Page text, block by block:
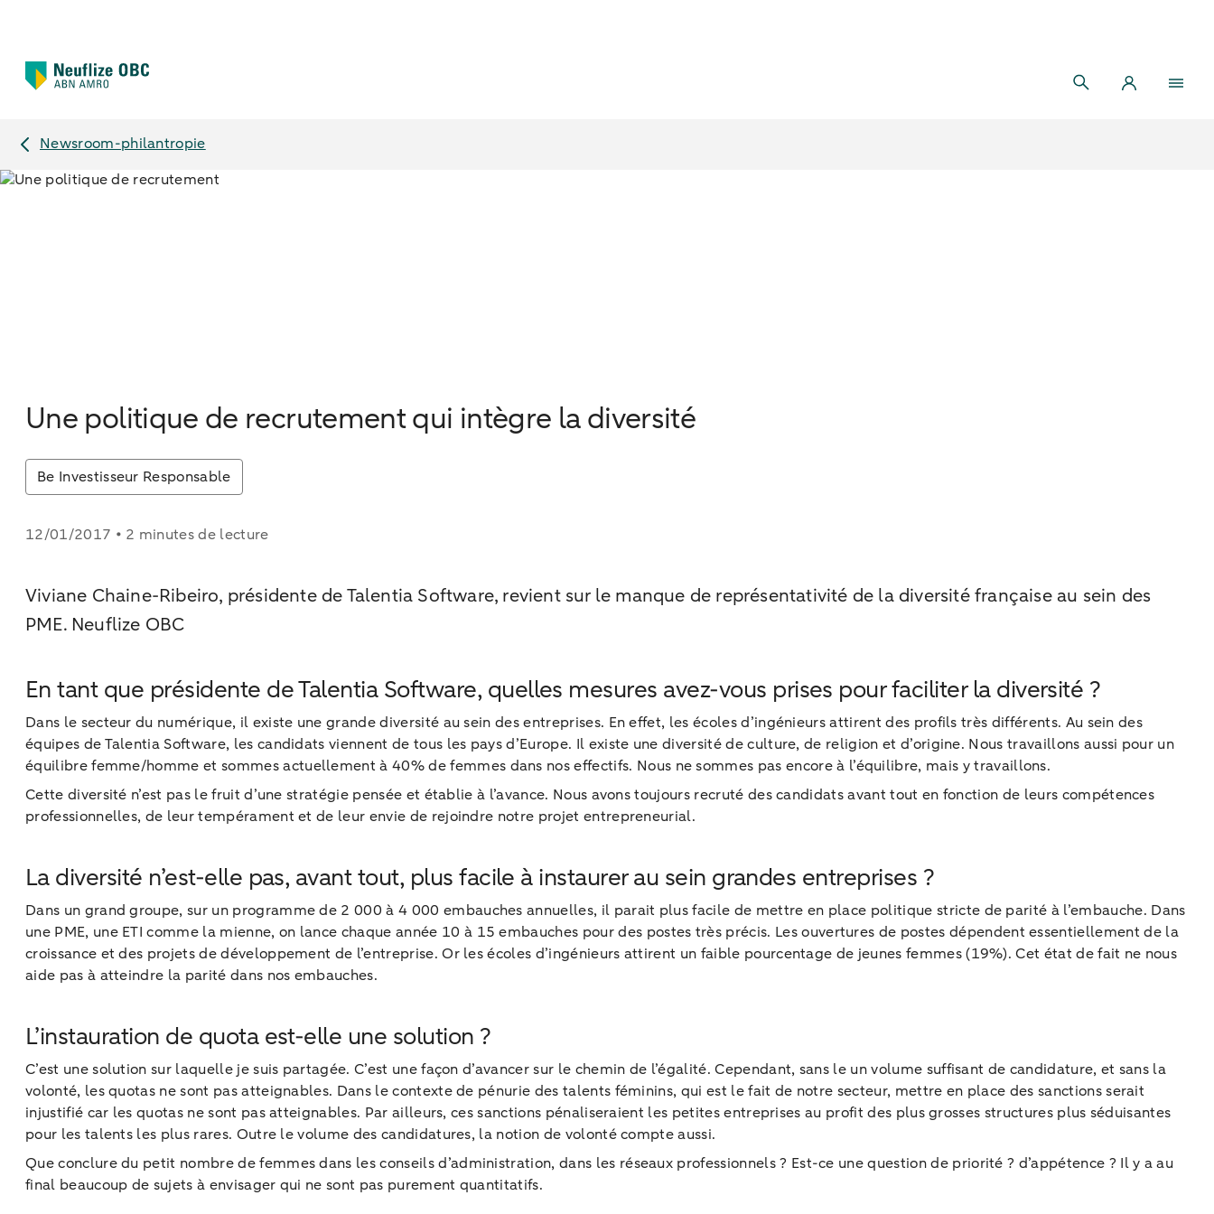
Newsroom-philantropie
Une politique de recrutement qui intègre la diversité
Be Investisseur Responsable
12/01/2017 • 2 minutes de lecture
Viviane Chaine-Ribeiro, présidente de Talentia Software, revient sur le manque de représentativité de la diversité française au sein des
PME. Neuflize OBC
En tant que présidente de Talentia Software, quelles mesures avez-vous prises pour faciliter la diversité ?
Dans le secteur du numérique, il existe une grande diversité au sein des entreprises. En effet, les écoles d’ingénieurs attirent des profils très différents. Au sein des
équipes de Talentia Software, les candidats viennent de tous les pays d’Europe. Il existe une diversité de culture, de religion et d’origine. Nous travaillons aussi pour un
équilibre femme/homme et sommes actuellement à 40% de femmes dans nos effectifs. Nous ne sommes pas encore à l’équilibre, mais y travaillons.
Cette diversité n’est pas le fruit d’une stratégie pensée et établie à l’avance. Nous avons toujours recruté des candidats avant tout en fonction de leurs compétences
professionnelles, de leur tempérament et de leur envie de rejoindre notre projet entrepreneurial.
La diversité n’est-elle pas, avant tout, plus facile à instaurer au sein grandes entreprises ?
Dans un grand groupe, sur un programme de 2 000 à 4 000 embauches annuelles, il parait plus facile de mettre en place politique stricte de parité à l’embauche. Dans
une PME, une ETI comme la mienne, on lance chaque année 10 à 15 embauches pour des postes très précis. Les ouvertures de postes dépendent essentiellement de la
croissance et des projets de développement de l’entreprise. Or les écoles d’ingénieurs attirent un faible pourcentage de jeunes femmes (19%). Cet état de fait ne nous
aide pas à atteindre la parité dans nos embauches.
L’instauration de quota est-elle une solution ?
C’est une solution sur laquelle je suis partagée. C’est une façon d’avancer sur le chemin de l’égalité. Cependant, sans le un volume suffisant de candidature, et sans la
volonté, les quotas ne sont pas atteignables. Dans le contexte de pénurie des talents féminins, qui est le fait de notre secteur, mettre en place des sanctions serait
injustifié car les quotas ne sont pas atteignables. Par ailleurs, ces sanctions pénaliseraient les petites entreprises au profit des plus grosses structures plus séduisantes
pour les talents les plus rares. Outre le volume des candidatures, la notion de volonté compte aussi.
Que conclure du petit nombre de femmes dans les conseils d’administration, dans les réseaux professionnels ? Est-ce une question de priorité ? d’appétence ? Il y a au
final beaucoup de sujets à envisager qui ne sont pas purement quantitatifs.